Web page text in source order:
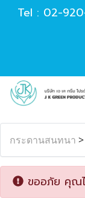
Tel : 02-
กระดานสนทนา >
ขออภัย คุณไ